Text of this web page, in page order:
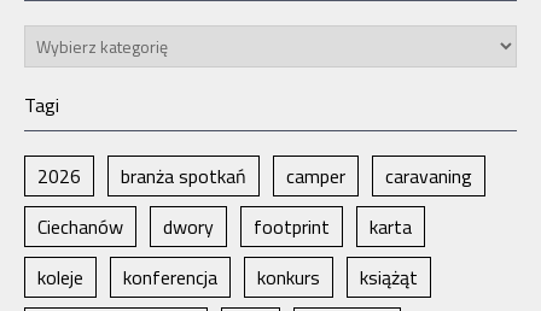
Kategorie
Tagi
2026 branża spotkań camper
caravaning
Ciechanów
dwory footprint
karta
koleje
konferencja konkurs
książąt